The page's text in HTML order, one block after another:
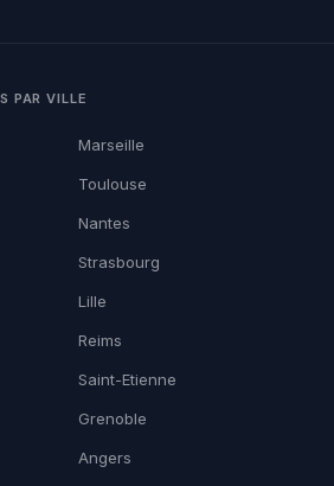
PAR VILLE
Marseille
Toulouse
Nantes
Strasbourg
Lille
Reims
Saint-Etienne
Grenoble
Angers